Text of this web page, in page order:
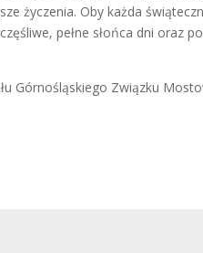
życzenia. Oby każda
pełne słońca dni oraz
Górnośląskiego Związku